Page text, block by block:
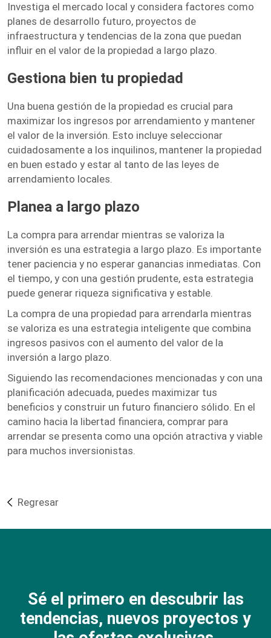
Investiga el mercado local y considera factores como
planes de desarrollo futuro, proyectos de
infraestructura y tendencias de la zona que puedan
influir en el valor de la propiedad a largo plazo.
Gestiona bien tu propiedad
Una buena gestión de la propiedad es crucial para
maximizar los ingresos por arrendamiento y mantener
el valor de la inversión. Esto incluye seleccionar
cuidadosamente a los inquilinos, mantener la propiedad
en buen estado y estar al tanto de las leyes de
arrendamiento locales.
Planea a largo plazo
La compra para arrendar mientras se valoriza la
inversión es una estrategia a largo plazo. Es importante
tener paciencia y no esperar ganancias inmediatas. Con
el tiempo, y con una gestión prudente, esta estrategia
puede generar riqueza significativa y estable.
La compra de una propiedad para arrendarla mientras
se valoriza es una estrategia inteligente que combina
ingresos pasivos con el aumento del valor de la
inversión a largo plazo.
Siguiendo las recomendaciones mencionadas y con una
planificación adecuada, puedes maximizar tus
beneficios y construir un futuro financiero sólido. En el
camino hacia la libertad financiera, comprar para
arrendar se presenta como una opción atractiva y viable
para muchos inversionistas.
Regresar
Sé el primero en descubrir las
tendencias, nuevos proyectos y